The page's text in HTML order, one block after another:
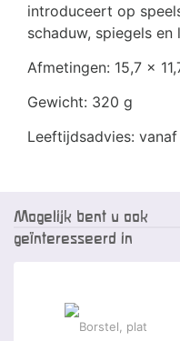
introduceert op
schaduw, spiegels en
Afmetingen: 15,7 x
Gewicht: 320 g
Leeftijdsadvies:
Mogelijk bent u ook
geïnteresseerd in